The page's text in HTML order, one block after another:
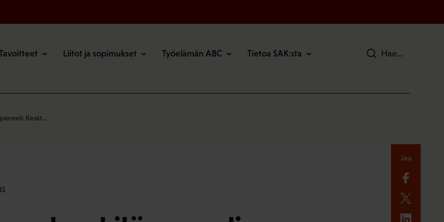
Liitot ja sopimukset Työelämän ABC Tietoa SAK:sta Hae
Kesät…
Jaa